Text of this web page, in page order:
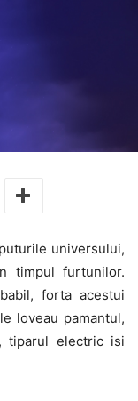
universului,
timpul furtunilor.
forta acestui
loveau pamantul,
tiparul electric isi